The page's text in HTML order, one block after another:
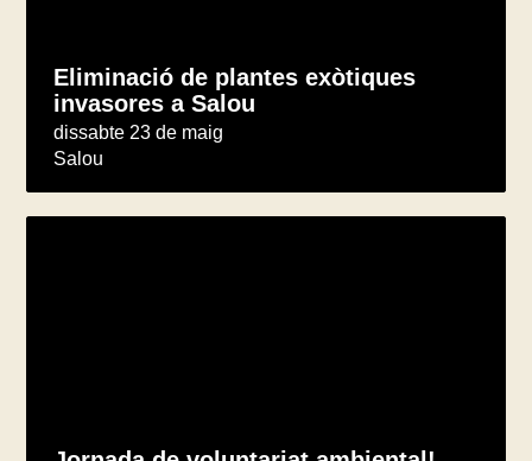
Eliminació de plantes exòtiques
invasores a Salou
dissabte 23 de maig
Salou